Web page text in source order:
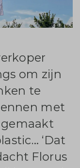
om zijn
te
met
‘Dat
Florus